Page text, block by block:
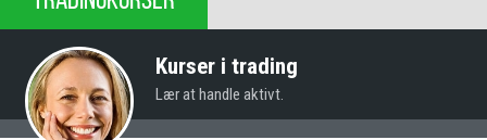
Kurser i trading
Lær at handle aktivt.